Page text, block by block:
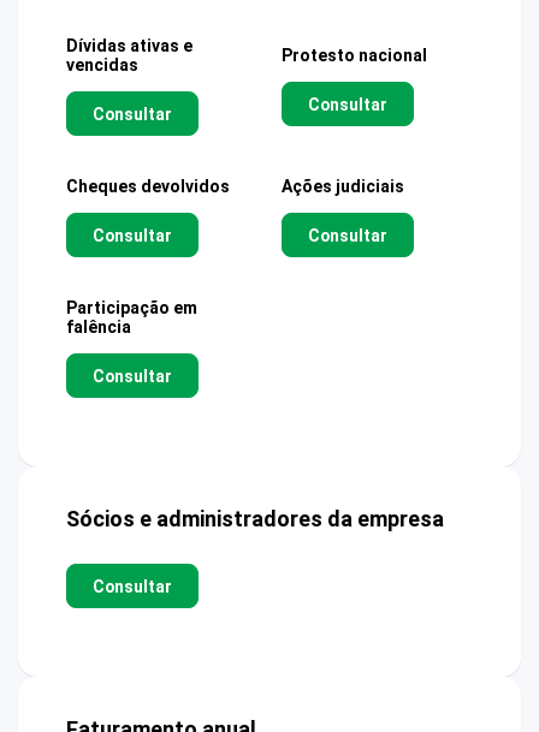
Dívidas ativas e
vencidas
Consultar
Protesto nacional
Consultar
Cheques devolvidos
Consultar
Ações judiciais
Consultar
Participação em
falência
Consultar
Sócios e administradores da empresa
Consultar